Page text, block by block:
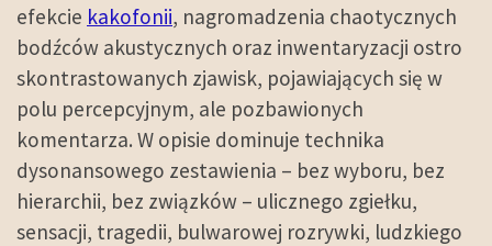
efekcie kakofonii, nagromadzenia chaotycznych
bodźców akustycznych oraz inwentaryzacji ostro
skontrastowanych zjawisk, pojawiających się w
polu percepcyjnym, ale pozbawionych
komentarza. W opisie dominuje technika
dysonansowego zestawienia – bez wyboru, bez
hierarchii, bez związków – ulicznego zgiełku,
sensacji, tragedii, bulwarowej rozrywki, ludzkiego